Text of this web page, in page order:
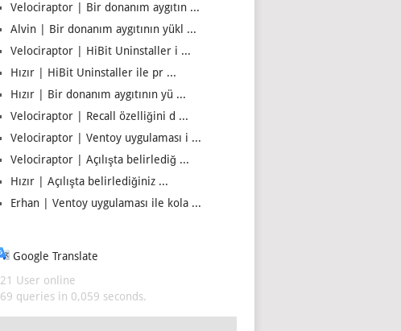
Velociraptor | Bir donanım aygıtın ...
Alvin | Bir donanım aygıtının yükl ...
Velociraptor | HiBit Uninstaller i ...
Hızır | HiBit Uninstaller ile pr ...
Hızır | Bir donanım aygıtının yü ...
Velociraptor | Recall özelliğini d ...
Velociraptor | Ventoy uygulaması i ...
Velociraptor | Açılışta belirlediğ ...
Hızır | Açılışta belirlediğiniz ...
Erhan | Ventoy uygulaması ile kola ...
Google Translate
21 User online
69 queries in 0,059 seconds.